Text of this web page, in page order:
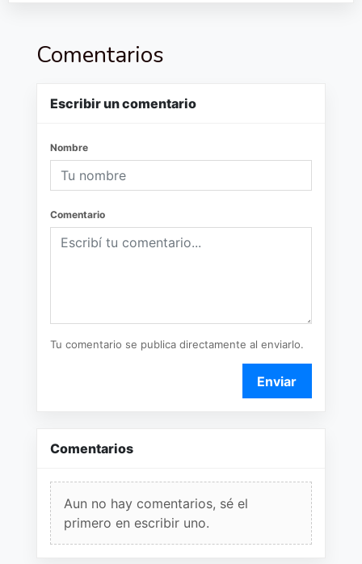
Comentarios
Escribir un comentario
Nombre
Comentario
Tu comentario se publica directamente al enviarlo.
Enviar
Comentarios
Aun no hay comentarios, sé el
primero en escribir uno.